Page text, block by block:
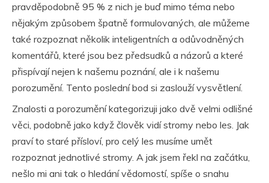
pravděpodobně 95 % z nich je buď mimo téma nebo
nějakým způsobem špatně formulovaných, ale můžeme
také rozpoznat několik inteligentních a odůvodněných
komentářů, které jsou bez předsudků a názorů a které
přispívají nejen k našemu poznání, ale i k našemu
porozumění. Tento poslední bod si zaslouží vysvětlení.
Znalosti a porozumění kategorizuji jako dvě velmi odlišné
věci, podobně jako když člověk vidí stromy nebo les. Jak
praví to staré přísloví, pro celý les musíme umět
rozpoznat jednotlivé stromy. A jak jsem řekl na začátku,
nešlo mi ani tak o hledání vědomostí, spíše o snahu